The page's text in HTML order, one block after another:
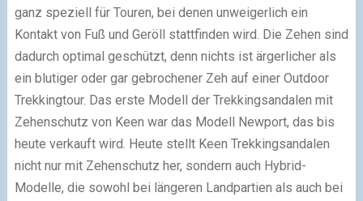
ganz speziell für Touren, bei denen unweigerlich ein
Kontakt von Fuß und Geröll stattfinden wird. Die Zehen sind
dadurch optimal geschützt, denn nichts ist ärgerlicher als
ein blutiger oder gar gebrochener Zeh auf einer Outdoor
Trekkingtour. Das erste Modell der Trekkingsandalen mit
Zehenschutz von Keen war das Modell Newport, das bis
heute verkauft wird. Heute stellt Keen Trekkingsandalen
nicht nur mit Zehenschutz her, sondern auch Hybrid-
Modelle, die sowohl bei längeren Landpartien als auch bei